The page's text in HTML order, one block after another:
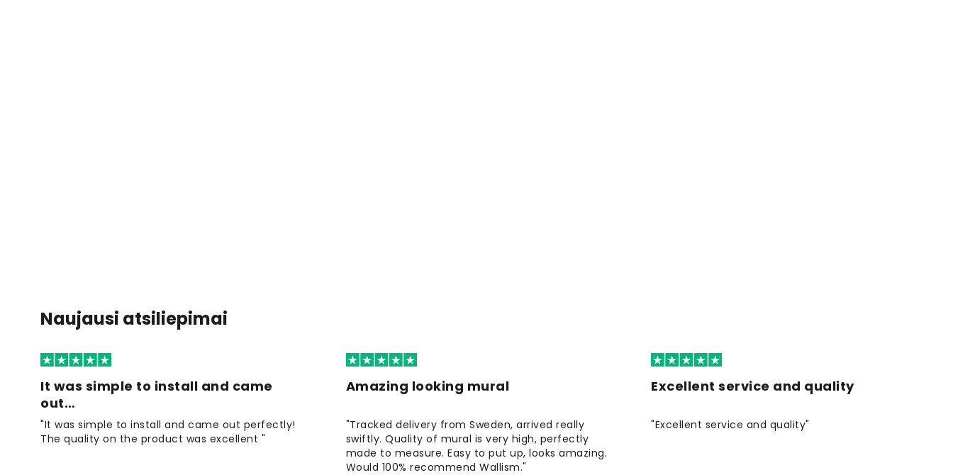
Naujausi atsiliepimai
It was simple to install and came
out…
"It was simple to install and came out perfectly!
The quality on the product was excellent "
Amazing looking mural
"Tracked delivery from Sweden, arrived really
swiftly. Quality of mural is very high, perfectly
made to measure. Easy to put up, looks amazing.
Would 100% recommend Wallism."
Excellent service and quality
"Excellent service and quality"